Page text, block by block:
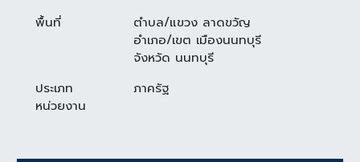
พื้นที่
ตำบล/แขวง ลาดขวัญ
อำเภอ/เขต เมืองนนทบุรี
จังหวัด นนทบุรี
ประเภท
หน่วยงาน
ภาครัฐ